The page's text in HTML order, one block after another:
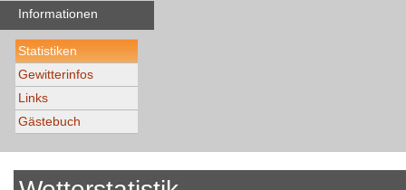
Informationen
Statistiken
Gewitterinfos
Links
Gästebuch